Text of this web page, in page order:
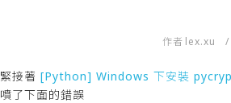
作者 lex.xu /
緊接著 [Python] Windows 下安裝
噴了下面的錯誤